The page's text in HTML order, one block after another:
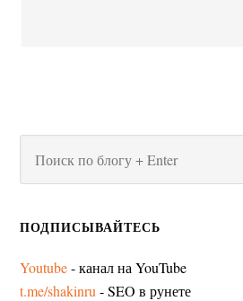
ПОДПИСЫВАЙТЕСЬ
Youtube- канал на YouTube
t.me/shakinru - SEO в рунете